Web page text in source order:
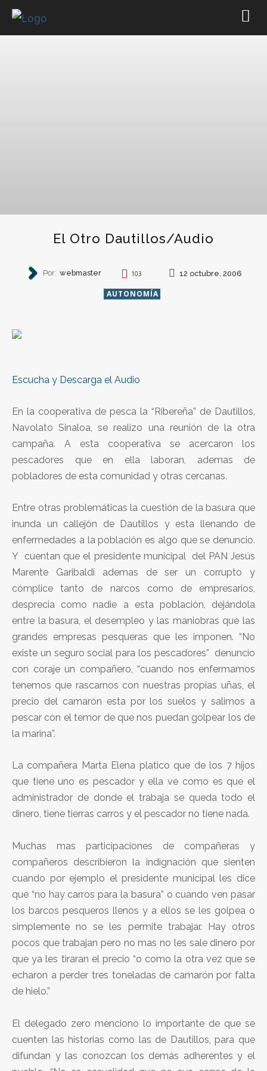
El Otro Dautillos/Audio
Por: webmaster 103 12 octubre, 2006
AUTONOMÍA
Escucha y Descarga el Audio
En la cooperativa de pesca la “Ribereña” de Dautillos,
Navolato Sinaloa, se realizo una reunión de la otra
campaña. A esta cooperativa se acercaron los
pescadores que en ella laboran, ademas de
pobladores de esta comunidad y otras cercanas.
Entre otras problemáticas la cuestión de la basura que
inunda un callejón de Dautillos y esta llenando de
enfermedades a la población es algo que se denuncio.
Y cuentan que el presidente municipal del PAN Jesús
Marente Garibaldi ademas de ser un corrupto y
cómplice tanto de narcos como de empresarios,
desprecia como nadie a esta población, dejándola
entre la basura, el desempleo y las maniobras que las
grandes empresas pesqueras que les imponen. “No
existe un seguro social para los pescadores” denuncio
con coraje un compañero, “cuando nos enfermamos
tenemos que rascarnos con nuestras propias uñas, el
precio del camarón esta por los suelos y salimos a
pescar con el temor de que nos puedan golpear los de
la marina”.
La compañera Marta Elena platico que de los 7 hijos
que tiene uno es pescador y ella ve como es que el
administrador de donde el trabaja se queda todo el
dinero, tiene tierras carros y el pescador no tiene nada.
Muchas mas participaciones de compañeras y
compañeros describieron la indignación que sienten
cuando por ejemplo el presidente municipal les dice
que “no hay carros para la basura” o cuando ven pasar
los barcos pesqueros llenos y a ellos se les golpea o
simplemente no se les permite trabajar. Hay otros
pocos que trabajan pero no mas no les sale dinero por
que ya les tiraran el precio “o como la otra vez que se
echaron a perder tres toneladas de camarón por falta
de hielo.”
El delegado zero menciono lo importante de que se
cuenten las historias como las de Dautillos, para que
difundan y las conozcan los demás adherentes y el